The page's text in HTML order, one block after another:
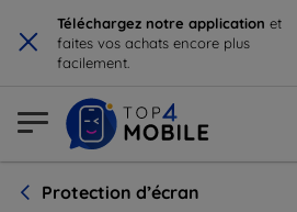
× Téléchargez notre application et
faites vos achats encore plus
facilement.
Protection d’écran